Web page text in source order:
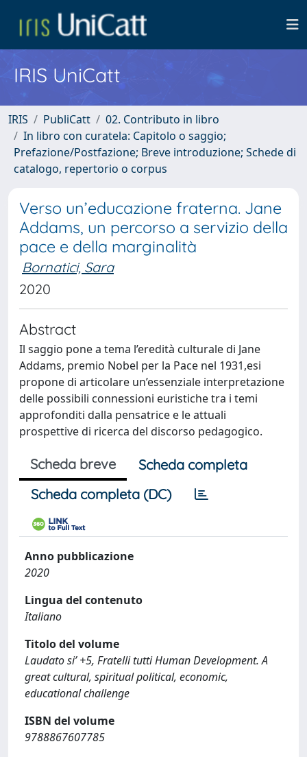
IRIS UniCatt
IRIS PubliCatt
02. Contributo in libro
In libro con curatela: Capitolo o saggio;
Prefazione/Postfazione; Breve introduzione; Schede di
catalogo, repertorio o corpus
Verso un’educazione fraterna. Jane
Addams, un percorso a servizio della
pace e della marginalità
Bornatici, Sara
2020
Abstract
Il saggio pone a tema l’eredità culturale di Jane
Addams, premio Nobel per la Pace nel 1931,esi
propone di articolare un’essenziale interpretazione
delle possibili connessioni euristiche tra i temi
approfonditi dalla pensatrice e le attuali
prospettive di ricerca del discorso pedagogico.
Scheda breve
Scheda completa
Scheda completa (DC)
Anno pubblicazione
2020
Lingua del contenuto
Italiano
Titolo del volume
Laudato si’ +5, Fratelli tutti Human Development. A
great cultural, spiritual political, economic,
educational challenge
ISBN del volume
9788867607785